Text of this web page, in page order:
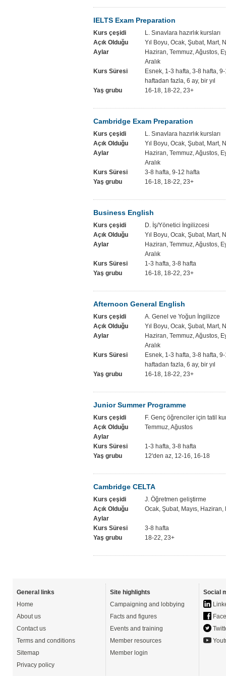
IELTS Exam Preparation
Kurs çeşidi
L. Sınavlara hazırlık kursları
Açık Olduğu
Aylar
Yıl Boyu, Ocak, Şubat, Mart,
Haziran, Temmuz, Ağustos,
Aralık
Kurs Süresi
Esnek, 1-3 hafta, 3-8 hafta,
haftadan fazla, 6 ay, bir yıl
Yaş grubu
16-18, 18-22, 23+
Cambridge Exam Preparation
Kurs çeşidi
L. Sınavlara hazırlık kursları
Açık Olduğu
Aylar
Yıl Boyu, Ocak, Şubat, Mart,
Haziran, Temmuz, Ağustos,
Aralık
Kurs Süresi
3-8 hafta, 9-12 hafta
Yaş grubu
16-18, 18-22, 23+
Business English
Kurs çeşidi
D. İş/Yönetici İngilizcesi
Açık Olduğu
Aylar
Yıl Boyu, Ocak, Şubat, Mart,
Haziran, Temmuz, Ağustos,
Aralık
Kurs Süresi
1-3 hafta, 3-8 hafta
Yaş grubu
16-18, 18-22, 23+
Afternoon General English
Kurs çeşidi
A. Genel ve Yoğun İngilizce
Açık Olduğu
Aylar
Yıl Boyu, Ocak, Şubat, Mart,
Haziran, Temmuz, Ağustos,
Aralık
Kurs Süresi
Esnek, 1-3 hafta, 3-8 hafta,
haftadan fazla, 6 ay, bir yıl
Yaş grubu
16-18, 18-22, 23+
Junior Summer Programme
Kurs çeşidi
F. Genç öğrenciler için tatil
Açık Olduğu
Aylar
Temmuz, Ağustos
Kurs Süresi
1-3 hafta, 3-8 hafta
Yaş grubu
12'den az, 12-16, 16-18
Cambridge CELTA
Kurs çeşidi
J. Öğretmen geliştirme
Açık Olduğu
Aylar
Ocak, Şubat, Mayıs, Haziran,
Kurs Süresi
3-8 hafta
Yaş grubu
18-22, 23+
General links
Home
About us
Contact us
Terms and conditions
Sitemap
Privacy policy
Site highlights
Campaigning and lobbying
Facts and figures
Events and training
Member resources
Member login
Social